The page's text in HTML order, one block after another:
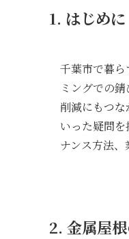
1. はじめに
千葉市で暮
ミングでの
削減にもつ
いった疑問
ナンス方法、
2. 金属屋